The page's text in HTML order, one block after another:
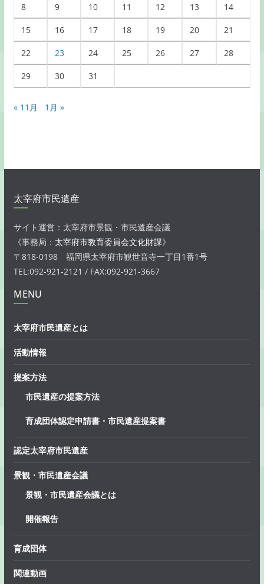
8 9 10 11 12 13 14
15 16 17 18 19 20 21
22 23 24 25 26 27 28
29 30 31
« 11月 1月 »
太宰府市民遺産
サイト運営：太宰府市景観・市民遺産会議
《事務局： 太宰府市教育委員会文化財課》
〒818-0198 福岡県太宰府市観世音寺一丁目1番1号
TEL:092-921-2121 / FAX:092-921-3667
MENU
太宰府市民遺産とは
活動情報
提案方法
市民遺産の提案方法
育成団体認定申請書・市民遺産提案書
認定太宰府市民遺産
景観・市民遺産会議
景観・市民遺産会議とは
開催報告
育成団体
関連動画